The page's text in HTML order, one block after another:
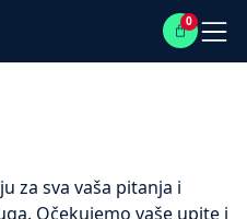
0
za sva vaša pitanja i
Očekujemo vaše upite i